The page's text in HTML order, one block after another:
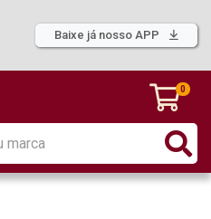
Baixe já nosso APP
0